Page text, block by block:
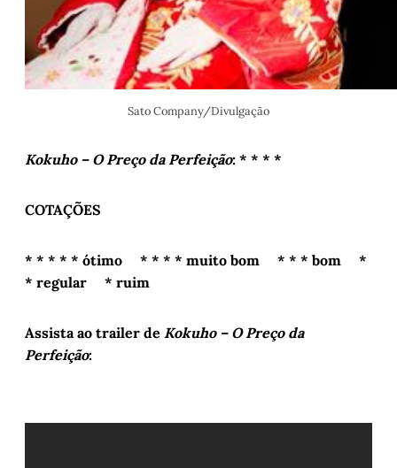
Sato Company/Divulgação
Kokuho – O Preço da Perfeição: * * * *
COTAÇÕES
* * * * * ótimo * * * * muito bom * * * bom *
* regular * ruim
Assista ao trailer de Kokuho – O Preço da
Perfeição: